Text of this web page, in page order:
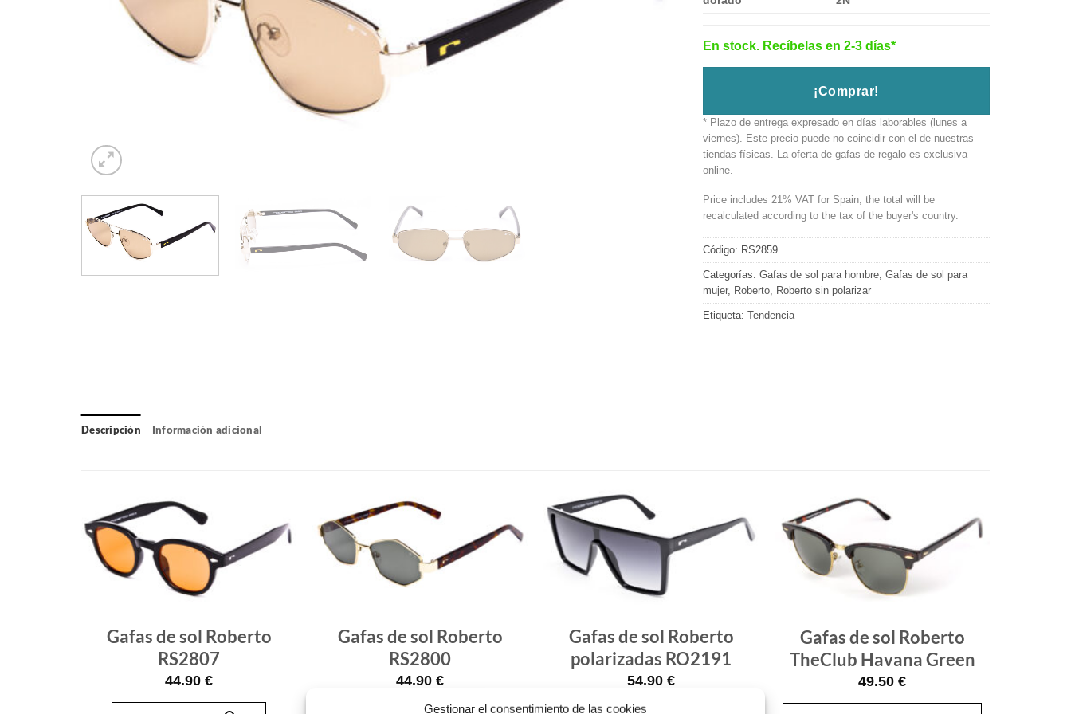
Gestionar el consentimiento de las cookies
En stock. Recíbelas en 2-3 días*
¡Comprar!
* Plazo de entrega expresado en días laborables (lunes a
viernes). Este precio puede no coincidir con el de nuestras
tiendas físicas. La oferta de gafas de regalo es exclusiva
online.
Price includes 21% VAT for Spain, the total will be
recalculated according to the tax of the buyer's country.
Código: RS2859
Categorías: Gafas de sol para hombre Gafas de sol para
mujer, Roberto Roberto sin polarizar
Etiqueta: Tendencia
Descripción Información adicional
Gafas
de sol
que
Gafas de sol Roberto
RS2807
44.90 €
Gafas
de sol
Gafas de sol Roberto
RS2800
44.90 €
Gafas
Gafas de sol Roberto
polarizadas RO2191
54.90 €
Gafas
de sol
Gafas de sol Roberto
TheClub Havana Green
49.50 €